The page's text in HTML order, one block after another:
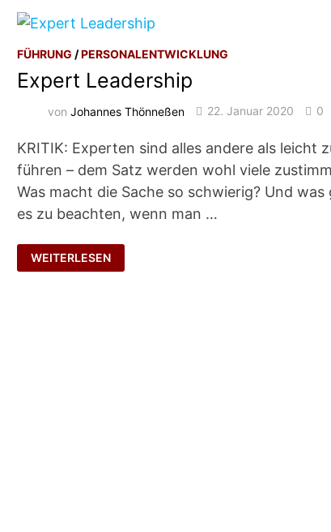
FÜHRUNG /PERSONALENTWICKLUNG
Expert Leadership
vonJohannes Thönneßen 22. Januar 2020 0
KRITIK: Experten sind alles andere als leicht
führen – dem Satz werden wohl viele
Was macht die Sache so schwierig? Und was
es zu beachten, wenn man …
EXPERT
LEADERSHIP
WEITERLESEN